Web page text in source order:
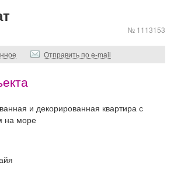
№ 1113153
Отправить по e-mail
и декорированная квартира с
на море